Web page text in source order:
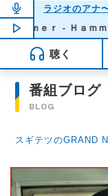
NOW ON AIR
ラジオのアナ
NOW PLAYING
ｍｅｒ - Ｈａｍｍｅ
聴く
番組ブログ
BLOG
スギテツのGRAND